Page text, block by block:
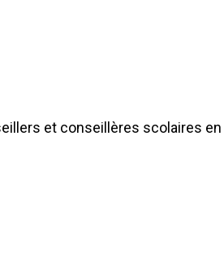
et conseillères scolaires